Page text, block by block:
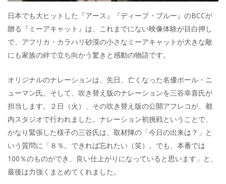
日本でも大ヒットした『アース』『ディープ・ブルー』のBCCが
贈る『ミーアキャット』は、これまでにない映像体験が目白押し
で、アフリカ・カラハリ砂漠の小さなミーアキャットが大きな敵
にも家族の絆で立ち向かう驚きと感動の物語です。
オリジナルのナレーションは、先日、亡くなった名優ポール・ニ
ューマン氏。そして、吹き替え版のナレーションを三谷幸喜氏が
担当します。２日（火）、その吹き替え版の公開アフレコが、都
内スタジオで行われました。ナレーション初挑戦ということで、
かなり緊張した様子の三谷氏は、取材陣の「今日の出来は？」と
いう質問に「８％。できれば忘れたい（笑）。でも、本番では
100％のものができ、良い仕上がりになっていると思います」と、
最後は力強くまとめてくれました。